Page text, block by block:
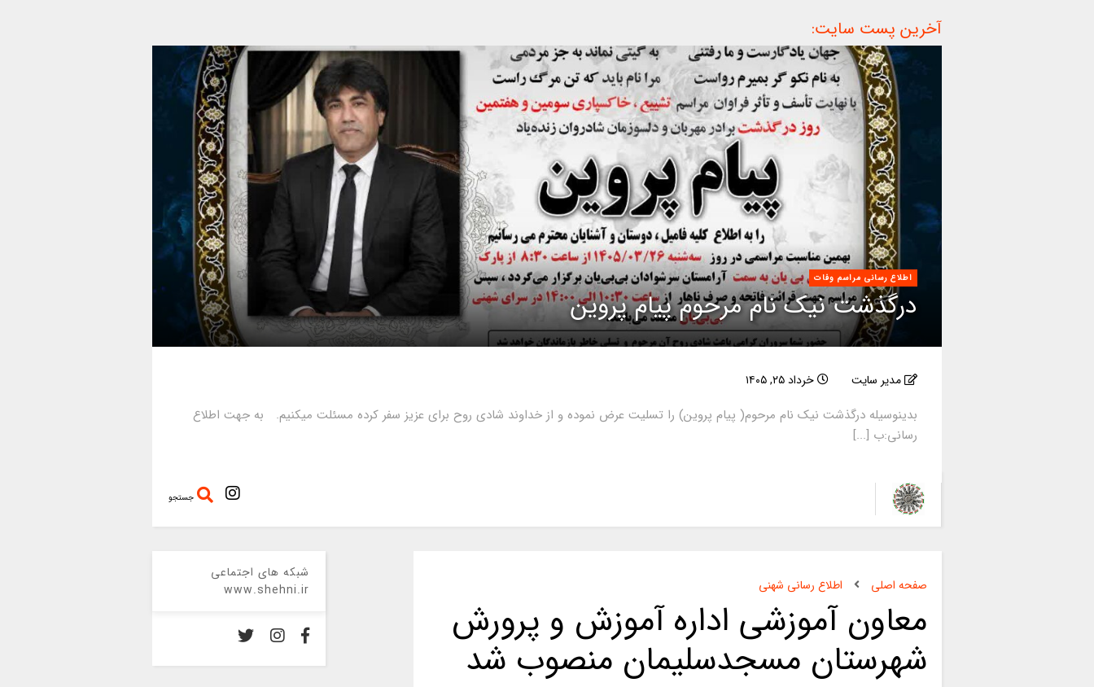
آخرین پست سایت:
اطلاع رسانی مراسم وفات
درگذشت نیک نام مرحوم پیام پروین
مدیر سایت خرداد ۲۵, ۱۴۰۵
بدینوسیله درگذشت نیک نام مرحوم( پیام پروین) را تسلیت عرض نموده و از خداوند شادی روح برای عزیز سفر کرده مسئلت میکنیم. به جهت اطلاع
رسانی:ب [...]
جستجو
صفحه اصلی اطلاع رسانی شهنی
معاون آموزشی اداره آموزش و پرورش
شهرستان مسجدسلیمان منصوب شد
شبکه های اجتماعی
www.shehni.ir